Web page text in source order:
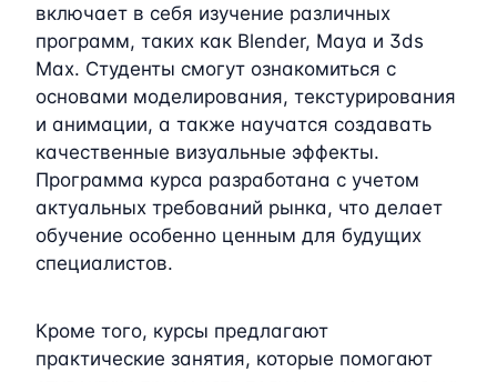
включает в себя изучение различных
программ, таких как Blender, Maya и 3ds
Max. Студенты смогут ознакомиться с
основами моделирования, текстурирования
и анимации, а также научатся создавать
качественные визуальные эффекты.
Программа курса разработана с учетом
актуальных требований рынка, что делает
обучение особенно ценным для будущих
специалистов.
Кроме того, курсы предлагают
практические занятия, которые помогают